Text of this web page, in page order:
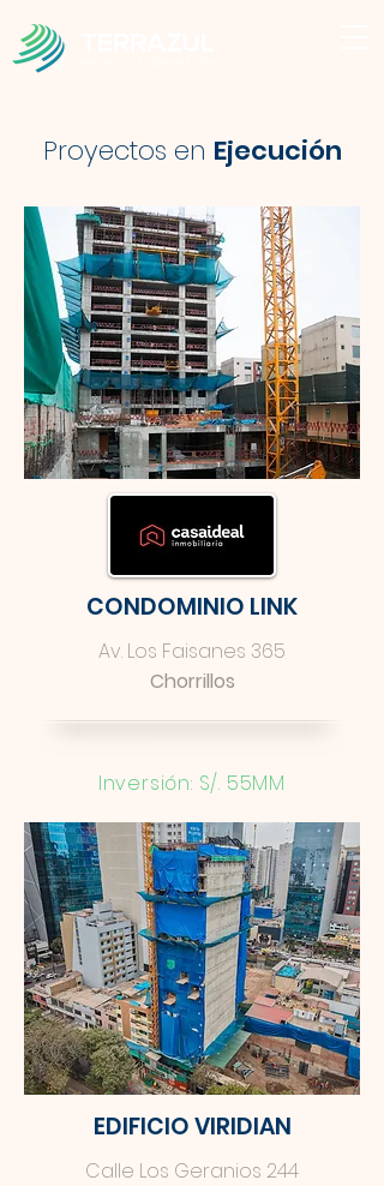
Proyectos en Ejecución
CONDOMINIO LINK
Av. Los Faisanes 365
Chorrillos
Inversión: S/. 55MM
EDIFICIO VIRIDIAN
Calle Los Geranios 244